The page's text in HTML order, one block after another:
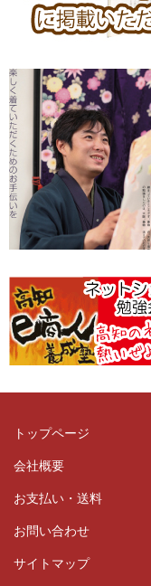
トップページ
会社概要
お支払い・送料
お問い合わせ
サイトマップ